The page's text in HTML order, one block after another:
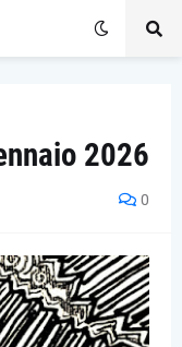
2026
0